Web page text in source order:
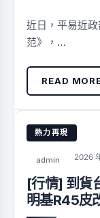
近日，平易近
范》，…
READ
熱力再現
admin 2026
[行情] 到貨
明基R45皮